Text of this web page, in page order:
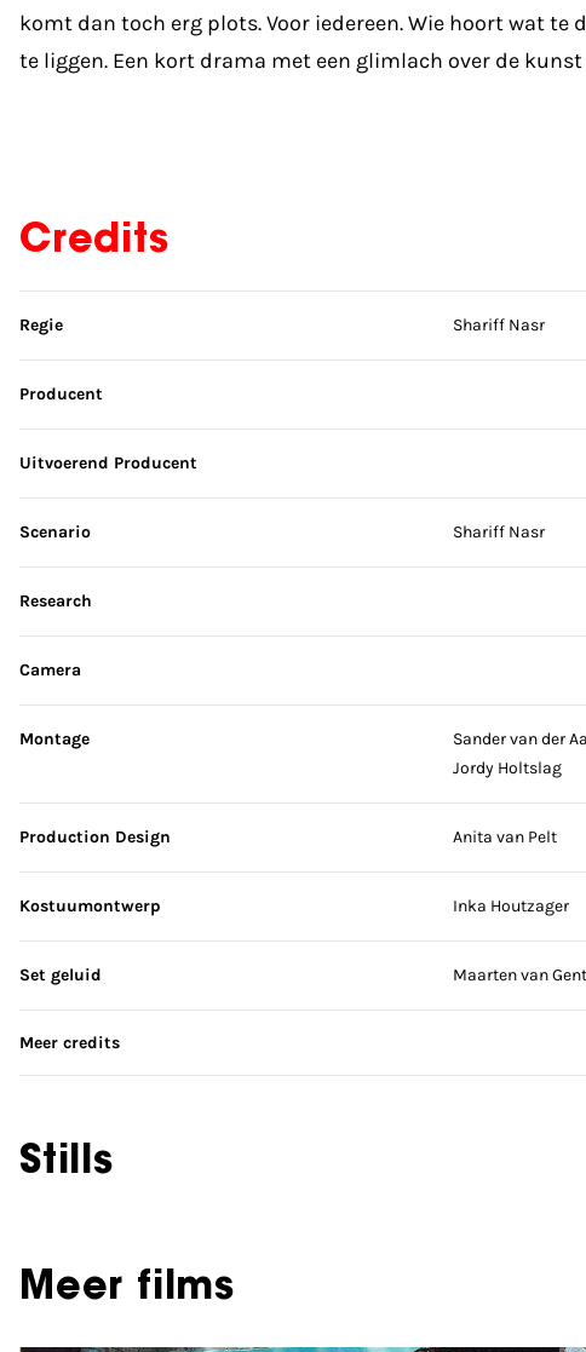
komt dan toch erg plots. Voor iedereen. Wie hoort wat
te liggen. Een kort drama met een glimlach over de
Credits
Sla credits over
Regie Shariff Nasr
Producent
Uitvoerend Producent
Scenario Shariff Nasr
Research
Camera
Montage
Sander van der Aa
Jordy Holtslag
Production Design Anita van Pelt
Kostuumontwerp Inka Houtzager
Set geluid Maarten van Gent
Meer credits
Stills
Meer films